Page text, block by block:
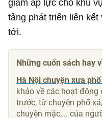
giảm áp lực cho khu
tảng phát triển liên
tới.
Những cuốn sách hay
Hà Nội chuyện xưa
khảo về các hoạt động
trước, từ chuyện phố
chuyện mặc,... của